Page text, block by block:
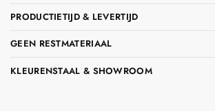
PRODUCTIETIJD & LEVERTIJD
GEEN RESTMATERIAAL
KLEURENSTAAL & SHOWROOM